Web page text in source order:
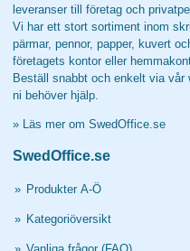
leveranser till företag och
Vi har ett stort sortiment inom
pärmar, pennor, papper, kuvert
företagets kontor eller
Beställ snabbt och enkelt via
ni behöver hjälp.
» Läs mer om SwedOffice.se
SwedOffice.se
» Produkter A-Ö
» Kategoriöversikt